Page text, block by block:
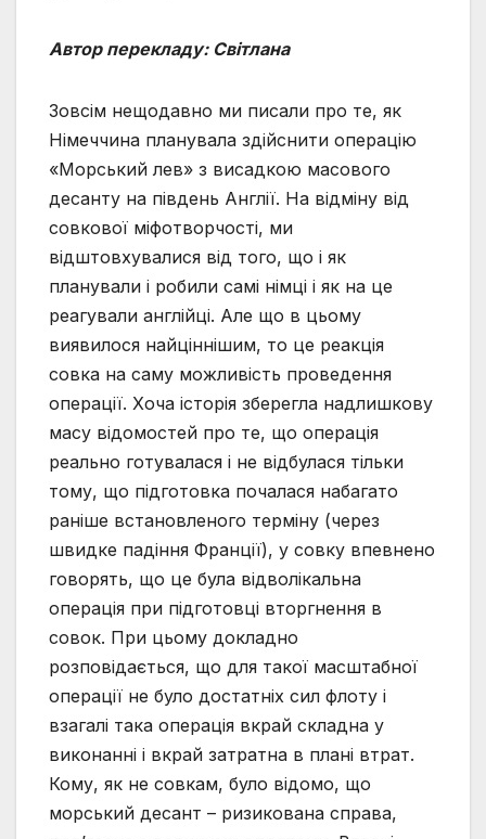
Автор перекладу: Світлана
Зовсім нещодавно ми писали про те, як
Німеччина планувала здійснити операцію
«Морський лев» з висадкою масового
десанту на південь Англії. На відміну від
совкової міфотворчості, ми
відштовхувалися від того, що і як
планували і робили самі німці і як на це
реагували англійці. Але що в цьому
виявилося найціннішим, то це реакція
совка на саму можливість проведення
операції. Хоча історія зберегла надлишкову
масу відомостей про те, що операція
реально готувалася і не відбулася тільки
тому, що підготовка почалася набагато
раніше встановленого терміну (через
швидке падіння Франції), у совку впевнено
говорять, що це була відволікальна
операція при підготовці вторгнення в
совок. При цьому докладно
розповідається, що для такої масштабної
операції не було достатніх сил флоту і
взагалі така операція вкрай складна у
виконанні і вкрай затратна в плані втрат.
Кому, як не совкам, було відомо, що
морський десант – ризикована справа,